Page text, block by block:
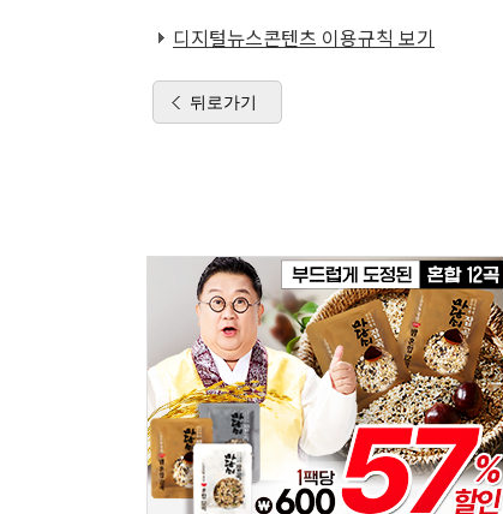
디지털뉴스콘텐츠 이용규칙 보기
뒤로가기